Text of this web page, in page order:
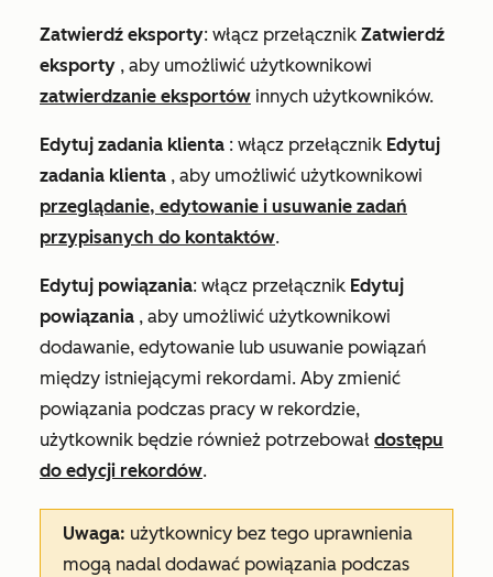
Zatwierdź eksporty: włącz przełącznik Zatwierdź
eksporty , aby umożliwić użytkownikowi
zatwierdzanie eksportów innych użytkowników.
Edytuj zadania klienta : włącz przełącznik Edytuj
zadania klienta , aby umożliwić użytkownikowi
przeglądanie, edytowanie i usuwanie zadań
przypisanych do kontaktów.
Edytuj powiązania: włącz przełącznik Edytuj
powiązania , aby umożliwić użytkownikowi
dodawanie, edytowanie lub usuwanie powiązań
między istniejącymi rekordami. Aby zmienić
powiązania podczas pracy w rekordzie,
użytkownik będzie również potrzebował dostępu
do edycji rekordów.
Uwaga: użytkownicy bez tego uprawnienia
mogą nadal dodawać powiązania podczas